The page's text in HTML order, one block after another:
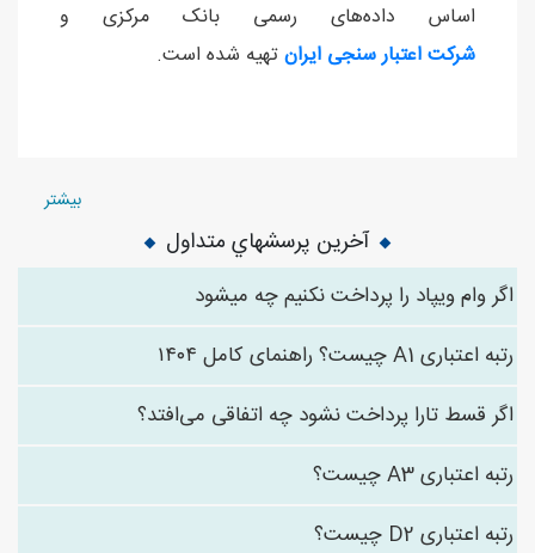
اساس داده‌های رسمی بانک مرکزی و
شرکت اعتبار سنجی ایرانتهیه شده است.
بیشتر
آخرین پرسشهاي متداول
اگر وام ویپاد را پرداخت نکنیم چه میشود
رتبه اعتباری A1 چیست؟ راهنمای کامل ۱۴۰۴
اگر قسط تارا پرداخت نشود چه اتفاقی می‌افتد؟
رتبه اعتباری A3 چیست؟
رتبه اعتباری D2 چیست؟